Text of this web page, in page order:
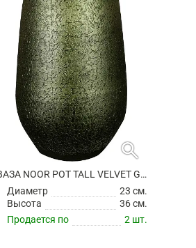
search
ВАЗА NOOR POT TALL VELVET GREEN
Диаметр
23 см.
Высота
36 см.
Продается по
2 шт.